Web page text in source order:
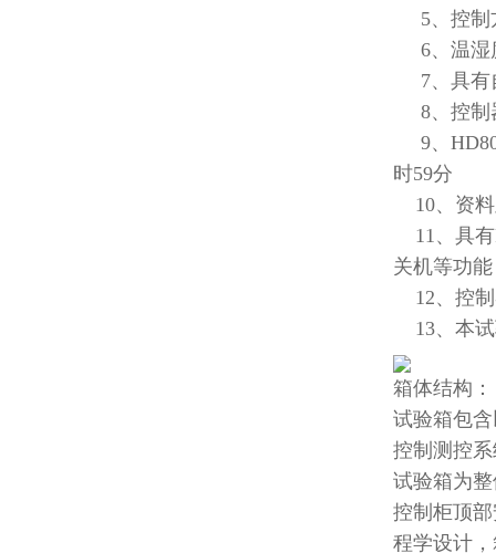
5、控制
6、温湿
7、具有
8、控制
9、HD80
时59分
10、资料
11、具有
关机等功能
12、控制
13、本试
箱体结构：
试验箱包
控制测控
试验箱为
控制柜顶
程学设计